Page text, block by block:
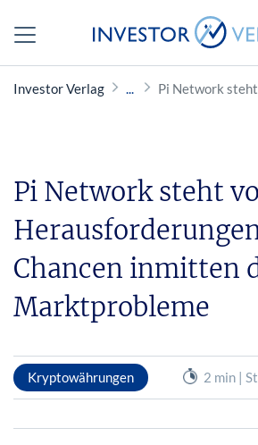
Investor Verlag Pi Network
Pi Network steht
Chancen inmitten
Marktprobleme
Kryptowährungen 2 min |